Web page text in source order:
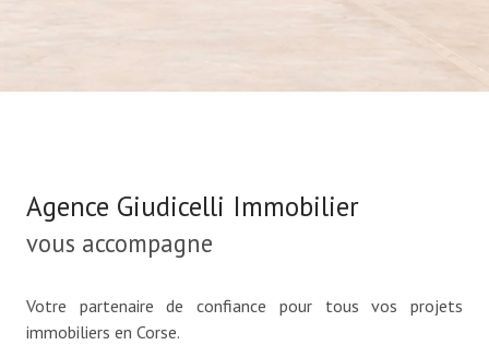
Agence Giudicelli Immobilier
vous accompagne
Votre partenaire de confiance pour tous vos projets
immobiliers en Corse.